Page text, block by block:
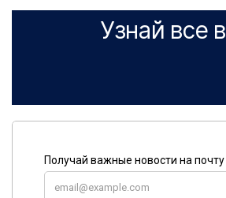
Узнай все в